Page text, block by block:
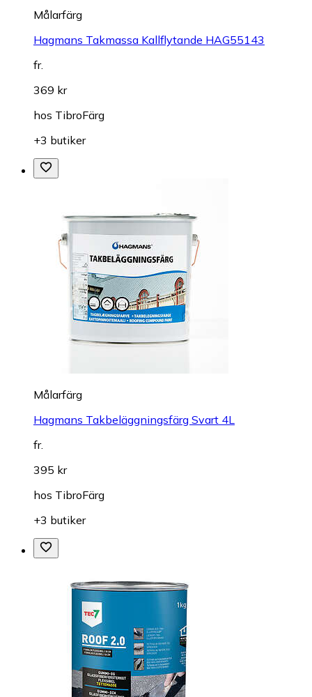
Målarfärg
Hagmans Takmassa Kallflytande HAG55143
fr.
369 kr
hos TibroFärg
+3 butiker
Målarfärg
Hagmans Takbeläggningsfärg Svart 4L
fr.
395 kr
hos TibroFärg
+3 butiker